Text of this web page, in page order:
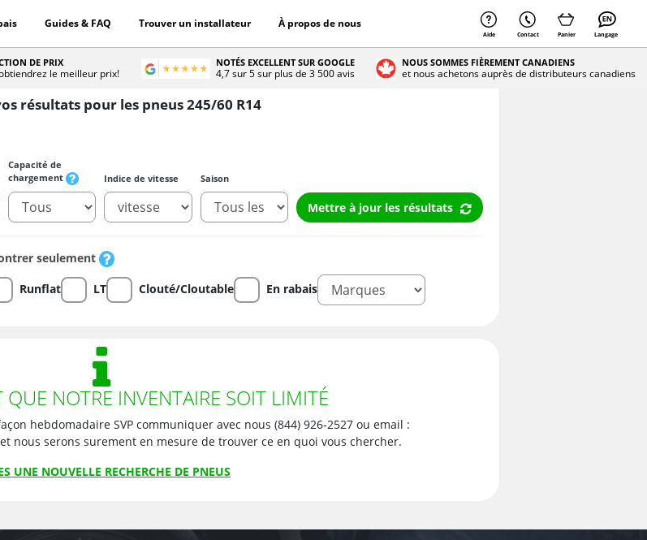
Guides & FAQ Trouver un installateur À propos de nous
Aide Contact Panier Langage
DE PRIX
le meilleur prix!
NOTÉS EXCELLENT SUR GOOGLE
4,7 sur 5 sur plus de 3 500 avis
NOUS SOMMES FIÈREMENT CANADIENS
et nous achetons auprès de distributeurs canadiens
résultats pour les pneus 245/60 R14
seulement
Runflat
LT Clouté/Cloutable En rabais
Capacité de
chargement
Indice de vitesse Saison
Mettre à jour les résultats
QUE NOTRE INVENTAIRE SOIT LIMITÉ
hebdomadaire SVP communiquer avec nous (844) 926-2527 ou email :
nous serons surement en mesure de trouver ce en quoi vous chercher.
UNE NOUVELLE RECHERCHE DE PNEUS